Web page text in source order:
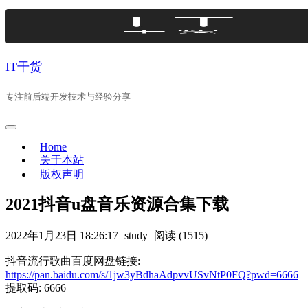
Skip
IT干货
专注前后端开发技术与经验分享
Home
关于本站
版权声明
2021抖音u盘音乐资源合集下载
2022年1月23日 18:26:17 study 阅读 (1515)
抖音流行歌曲百度网盘链接:
https://pan.baidu.com/s/1jw3yBdhaAdpvvUSvNtP0FQ?pwd=6666
提取码: 6666